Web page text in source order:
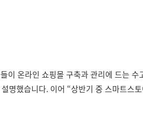
이 온라인 쇼핑몰 구축과 관리에 드는 수
명했습니다. 이어 “상반기 중 스마트스